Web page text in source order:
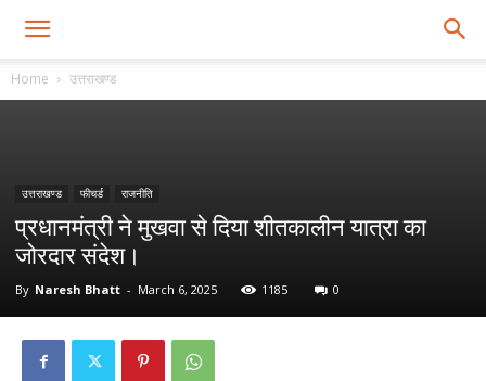
Home उत्तराखण्ड
उत्तराखण्ड फीचर्ड राजनीति
प्रधानमंत्री ने मुखवा से दिया शीतकालीन यात्रा का
जोरदार संदेश।
By Naresh Bhatt - March 6, 2025 1185 0